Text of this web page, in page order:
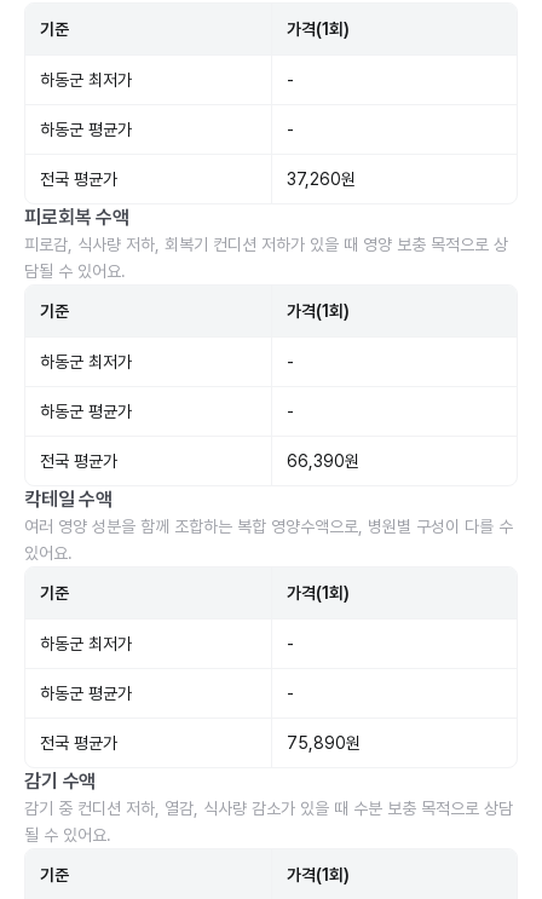
기준 가격(1회)
하동군 최저가 -
하동군 평균가 -
전국 평균가 37,260원
피로회복 수액
피로감, 식사량 저하, 회복기 컨디션 저하가 있을 때 영양 보충 목적으로 상
담될 수 있어요.
기준 가격(1회)
하동군 최저가 -
하동군 평균가 -
전국 평균가 66,390원
칵테일 수액
여러 영양 성분을 함께 조합하는 복합 영양수액으로, 병원별 구성이 다를 수
있어요.
기준 가격(1회)
하동군 최저가 -
하동군 평균가 -
전국 평균가 75,890원
감기 수액
감기 중 컨디션 저하, 열감, 식사량 감소가 있을 때 수분 보충 목적으로 상담
될 수 있어요.
기준 가격(1회)